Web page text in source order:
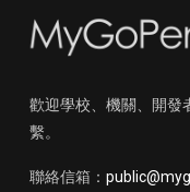
歡迎學校、機關、開發
繫。
聯絡信箱：